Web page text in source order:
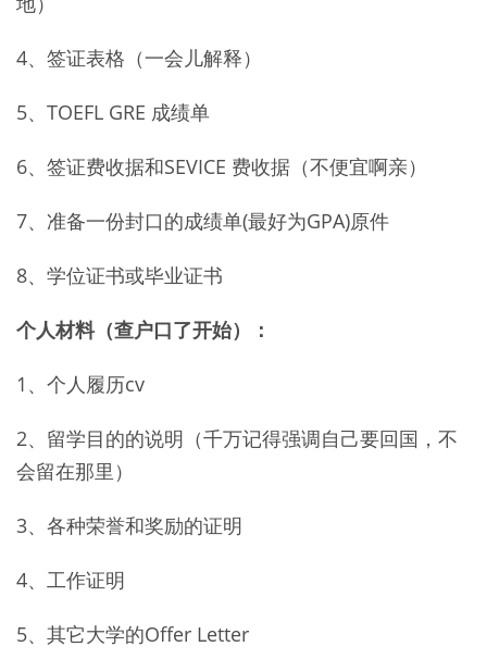
4、签证表格（一会儿解释）
5、TOEFL GRE 成绩单
6、签证费收据和SEVICE 费收据（不便宜啊亲）
7、准备一份封口的成绩单(最好为GPA)原件
8、学位证书或毕业证书
个人材料（查户口了开始）：
1、个人履历cv
2、留学目的的说明（千万记得强调自己要回国，不
会留在那里）
3、各种荣誉和奖励的证明
4、工作证明
5、其它大学的Offer Letter